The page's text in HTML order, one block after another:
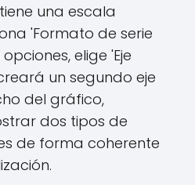
una escala
'Formato de serie
elige 'Eje
un segundo eje
del gráfico,
dos tipos de
de forma coherente